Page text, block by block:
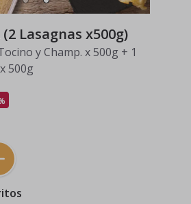
Lasagnas x500g)
y Champ. x 500g + 1
500g